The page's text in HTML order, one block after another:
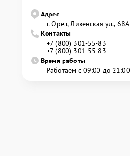
Адрес
г. Орёл, Ливенская ул., 68А
Контакты
+7 (800) 301-55-83
+7 (800) 301-55-83
Время работы
Работаем с 09:00 до 21:00